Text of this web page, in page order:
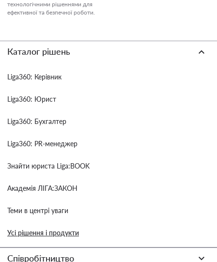
технологічними рішеннями для
ефективної та безпечної роботи.
Каталог рішень
Liga360: Керівник
Liga360: Юрист
Liga360: Бухгалтер
Liga360: PR-менеджер
Знайти юриста Liga:BOOK
Академія ЛІГА:ЗАКОН
Теми в центрі уваги
Усі рішення і продукти
Співробітництво